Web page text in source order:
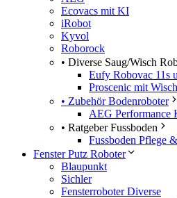
Ecovacs mit KI
iRobot
Kyvol
Roborock
• Diverse Saug/Wisch
Eufy Robovac 11s
Proscenic mit
• Zubehör Bodenroboter
AEG Performance
• Ratgeber Fussboden
Fussboden Pflege
Fenster Putz Roboter
Blaupunkt
Sichler
Fensterroboter Diverse